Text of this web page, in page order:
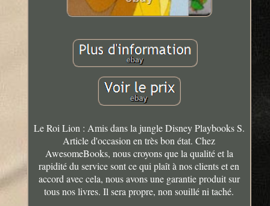
Le Roi Lion : Amis dans la jungle Disney Playbooks S.
Article d'occasion en très bon état. Chez
AwesomeBooks, nous croyons que la qualité et la
rapidité du service sont ce qui plaît à nos clients et en
accord avec cela, nous avons une garantie produit sur
tous nos livres. Il sera propre, non souillé ni taché.